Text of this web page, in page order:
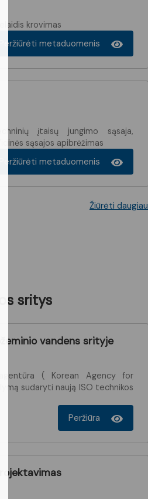
krovimas
Peržiūrėti metaduomenis
įtaisų jungimo sąsaja,
sąsajos apibrėžimas
Peržiūrėti metaduomenis
Žiūrėti daugiau
sritys
vandens srityje
( Korean Agency for
sudaryti naują ISO technikos
Peržiūra